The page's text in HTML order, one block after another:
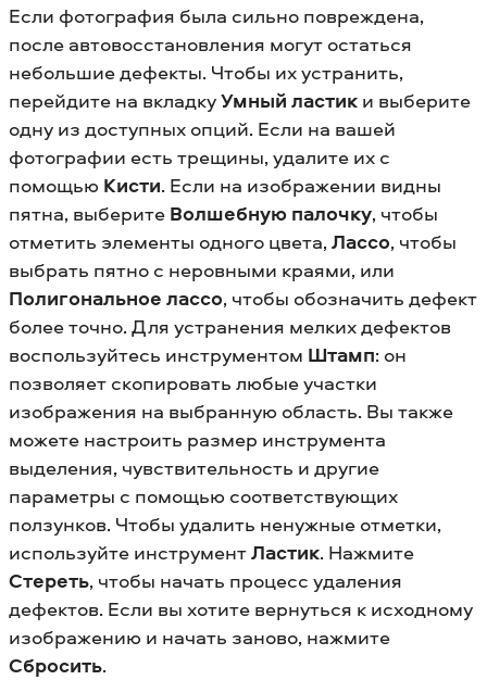
Если фотография была сильно повреждена,
после автовосстановления могут остаться
небольшие дефекты. Чтобы их устранить,
перейдите на вкладкуУмный ластик и выберите
одну из доступных опций. Если на вашей
фотографии есть трещины, удалите их с
помощью Кисти. Если на изображении видны
пятна, выберите Волшебную палочку, чтобы
отметить элементы одного цвета, Лассо, чтобы
выбрать пятно с неровными краями, или
Полигональное лассо, чтобы обозначить дефект
более точно. Для устранения мелких дефектов
воспользуйтесь инструментом Штамп: он
позволяет скопировать любые участки
изображения на выбранную область. Вы также
можете настроить размер инструмента
выделения, чувствительность и другие
параметры с помощью соответствующих
ползунков. Чтобы удалить ненужные отметки,
используйте инструментЛастик. Нажмите
Стереть, чтобы начать процесс удаления
дефектов. Если вы хотите вернуться к исходному
изображению и начать заново, нажмите
Сбросить.